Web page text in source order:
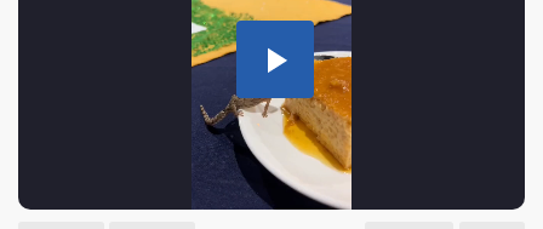
Play
Video